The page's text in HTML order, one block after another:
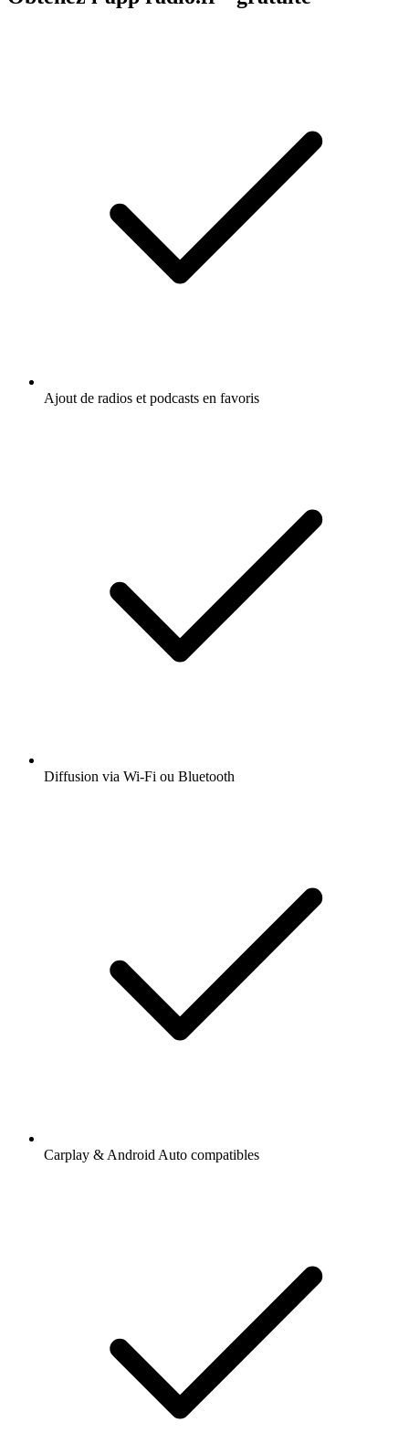
Ajout de radios et podcasts en favoris
Diffusion via Wi-Fi ou Bluetooth
Carplay & Android Auto compatibles